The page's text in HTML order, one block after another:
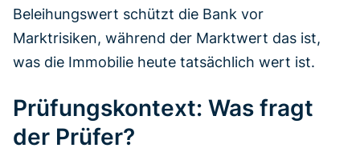
Beleihungswert schützt die Bank vor
Marktrisiken, während der Marktwert das ist,
was die Immobilie heute tatsächlich wert ist.
Prüfungskontext: Was fragt
der Prüfer?